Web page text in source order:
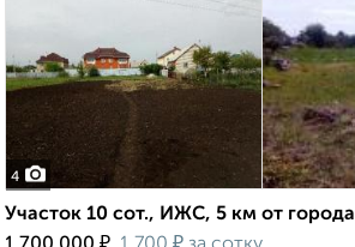
4
Участок 10 сот., ИЖС, 5 км от города